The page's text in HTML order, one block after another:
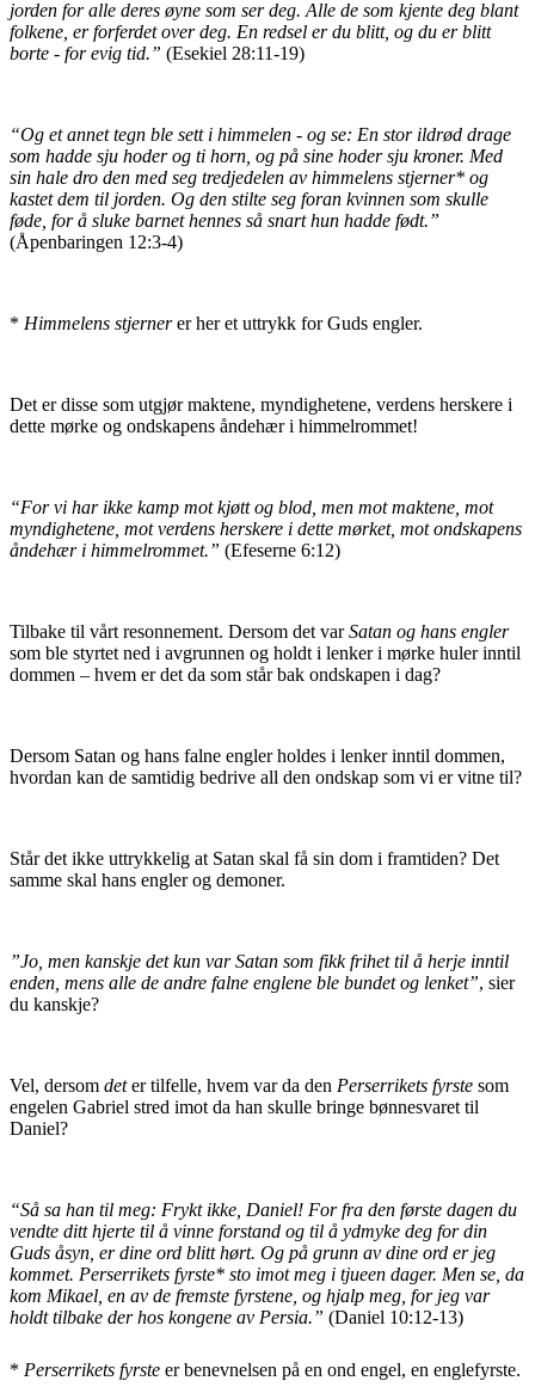
jorden for alle deres øyne som ser deg. Alle de som kjente deg blant
folkene, er forferdet over deg. En redsel er du blitt, og du er blitt
borte - for evig tid.” (Esekiel 28:11-19)
“Og et annet tegn ble sett i himmelen - og se: En stor ildrød drage
som hadde sju hoder og ti horn, og på sine hoder sju kroner. Med
sin hale dro den med seg tredjedelen av himmelens stjerner* og
kastet dem til jorden. Og den stilte seg foran kvinnen som skulle
føde, for å sluke barnet hennes så snart hun hadde født.”
(Åpenbaringen 12:3-4)
* Himmelens stjernerer her et uttrykk for Guds engler.
Det er disse som utgjør maktene, myndighetene, verdens herskere i
dette mørke og ondskapens åndehær i himmelrommet!
“For vi har ikke kamp mot kjøtt og blod, men mot maktene, mot
myndighetene, mot verdens herskere i dette mørket, mot ondskapens
åndehær i himmelrommet.” (Efeserne 6:12)
Tilbake til vårt resonnement. Dersom det varSatan og hans engler
som ble styrtet ned i avgrunnen og holdt i lenker i mørke huler inntil
dommen – hvem er det da som står bak ondskapen i dag?
Dersom Satan og hans falne engler holdes i lenker inntil dommen,
hvordan kan de samtidig bedrive all den ondskap som vi er vitne til?
Står det ikke uttrykkelig at Satan skal få sin dom i framtiden? Det
samme skal hans engler og demoner.
”Jo, men kanskje det kun var Satan som fikk frihet til å herje inntil
enden, mens alle de andre falne englene ble bundet og lenket”, sier
du kanskje?
Vel, dersom deter tilfelle, hvem var da den Perserrikets fyrste som
engelen Gabriel stred imot da han skulle bringe bønnesvaret til
Daniel?
“Så sa han til meg: Frykt ikke, Daniel! For fra den første dagen du
vendte ditt hjerte til å vinne forstand og til å ydmyke deg for din
Guds åsyn, er dine ord blitt hørt. Og på grunn av dine ord er jeg
kommet. Perserrikets fyrste* sto imot meg i tjueen dager. Men se, da
kom Mikael, en av de fremste fyrstene, og hjalp meg, for jeg var
holdt tilbake der hos kongene av Persia.” (Daniel 10:12-13)
* Perserrikets fyrste er benevnelsen på en ond engel, en englefyrste.